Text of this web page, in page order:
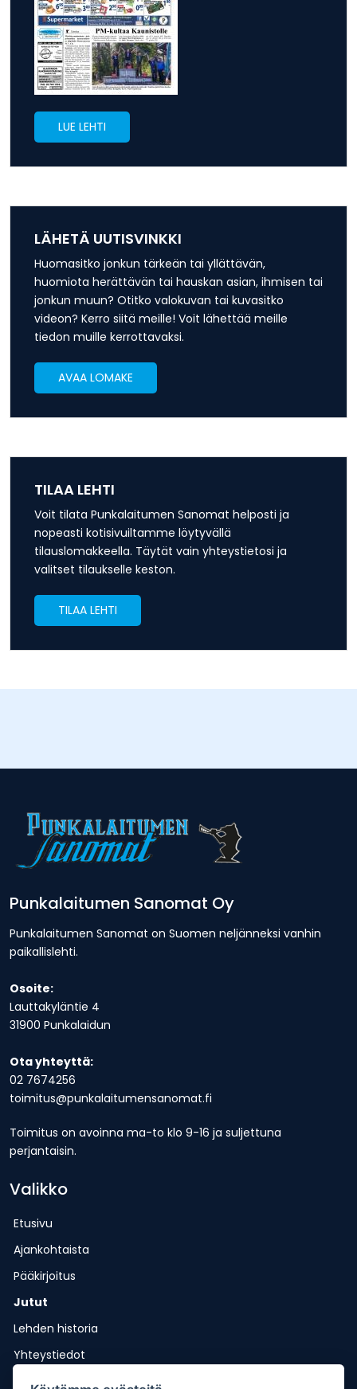
LUE LEHTI
LÄHETÄ UUTISVINKKI
Huomasitko jonkun tärkeän tai yllättävän,
huomiota herättävän tai hauskan asian, ihmisen tai
jonkun muun? Otitko valokuvan tai kuvasitko
videon? Kerro siitä meille! Voit lähettää meille
tiedon muille kerrottavaksi.
AVAA LOMAKE
TILAA LEHTI
Voit tilata Punkalaitumen Sanomat helposti ja
nopeasti kotisivuiltamme löytyvällä
tilauslomakkeella. Täytät vain yhteystietosi ja
valitset tilaukselle keston.
TILAA LEHTI
Punkalaitumen Sanomat Oy
Punkalaitumen Sanomat on Suomen neljänneksi vanhin
paikallislehti.
Osoite:
Lauttakyläntie 4
31900 Punkalaidun
Ota yhteyttä:
02 7674256
toimitus@punkalaitumensanomat.fi
Toimitus on avoinna ma-to klo 9-16 ja suljettuna
perjantaisin.
Valikko
Etusivu
Ajankohtaista
Pääkirjoitus
Jutut
Lehden historia
Yhteystiedot